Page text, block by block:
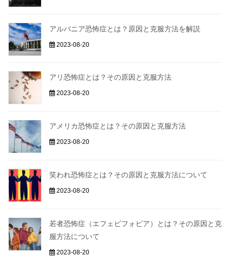
アルバニア恐怖症とは？原因と克服方法を解説
2023-08-20
アリ恐怖症とは？その原因と克服方法
2023-08-20
アメリカ恐怖症とは？その原因と克服方法
2023-08-20
笑われ恐怖症とは？その原因と克服方法について
2023-08-20
若者恐怖症（エフェビフォビア）とは？その原因と克
服方法について
2023-08-20